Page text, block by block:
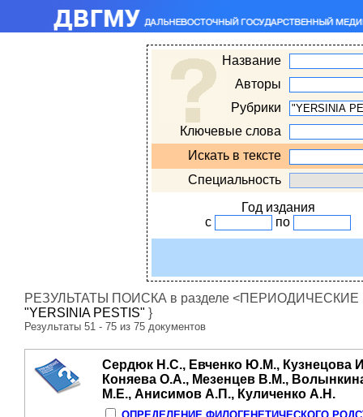
Название
Авторы
Рубрики
Ключевые слова
Искать в тексте
Специальность
Год издания
с
по
РЕЗУЛЬТАТЫ ПОИСКА в разделе <ПЕРИОДИЧЕСКИЕ
"YERSINIA PESTIS" }
Результаты 51 - 75 из 75 документов
Сердюк Н.С., Евченко Ю.М., Кузнецова
Коняева О.А., Мезенцев В.М.,
М.Е., Анисимов А.П., Куличенко А.Н.